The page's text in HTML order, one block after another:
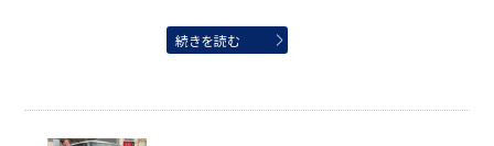
続きを読む